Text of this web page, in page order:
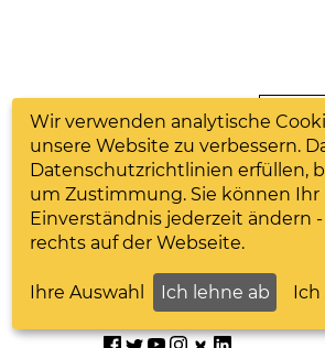
Folge uns
Wir verwenden analytische
unsere Website zu verbessern.
Datenschutzrichtlinien erfüllen,
um Zustimmung. Sie können Ihr
Einverständnis jederzeit ändern
rechts auf der Webseite.
Ihre Auswahl Ich lehne ab Ich